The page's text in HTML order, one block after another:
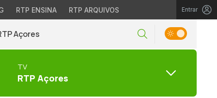
RTP ENSINA RTP ARQUIVOS Entrar
Açores
TV
RTP Açores